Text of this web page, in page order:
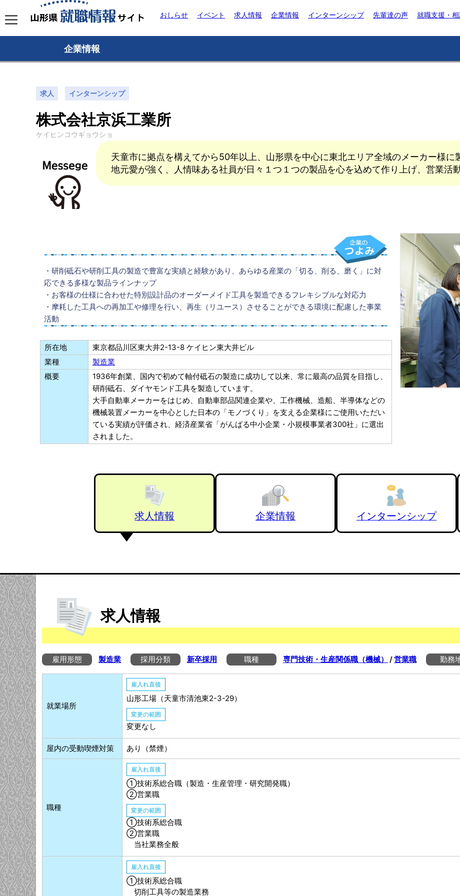
おしらせ イベント 求人情報 企業情報 インターンシップ 先輩達の声 就職支援・相
企業情報
求人 インターンシップ
株式会社京浜工業所
ケイヒンコウギョウショ
天童市に拠点を構えてから50年以上、山形県を中心に東北エリア全域のメーカー様に
地元愛が強く、人情味ある社員が日々１つ１つの製品を心を込めて作り上げ、営業活
・研削砥石や研削工具の製造で豊富な実績と経験があり、あらゆる産業の「切る、削る、磨く」に対
応できる多様な製品ラインナップ
・お客様の仕様に合わせた特別設計品のオーダーメイド工具を製造できるフレキシブルな対応力
・摩耗した工具への再加工や修理を行い、再生（リユース）させることができる環境に配慮した事業
活動
所在地
東京都品川区東大井2-13-8 ケイヒン東大井ビル
業種
製造業
概要
1936年創業、国内で初めて軸付砥石の製造に成功して以来、常に最高の品質を目指し、
研削砥石、ダイヤモンド工具を製造しています。
大手自動車メーカーをはじめ、自動車部品関連企業や、工作機械、造船、半導体などの
機械装置メーカーを中心とした日本の「モノづくり」を支える企業様にご使用いただい
ている実績が評価され、経済産業省「がんばる中小企業・小規模事業者300社」に選出
されました。
求人情報 企業情報 インターンシップ
求人情報
雇用形態 製造業 採用分類 新卒採用 職種 専門技術・生産関係職（機械） /営業職 勤務
就業場所
雇入れ直後
山形工場（天童市清池東2-3-29）
変更の範囲
変更なし
屋内の受動喫煙対策 あり（禁煙）
職種
雇入れ直後
①技術系総合職（製造・生産管理・研究開発職）
②営業職
変更の範囲
①技術系総合職
②営業職
当社業務全般
雇入れ直後
①技術系総合職
切削工具等の製造業務